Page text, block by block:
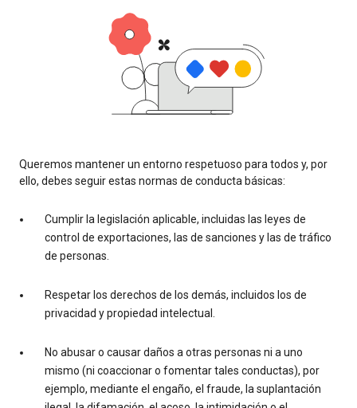
Queremos mantener un entorno respetuoso para todos y, por
ello, debes seguir estas normas de conducta básicas:
Cumplir la legislación aplicable, incluidas las leyes de
control de exportaciones, las de sanciones y las de tráfico
de personas.
Respetar los derechos de los demás, incluidos los de
privacidad y propiedad intelectual.
No abusar o causar daños a otras personas ni a uno
mismo (ni coaccionar o fomentar tales conductas), por
ejemplo, mediante el engaño, el fraude, la suplantación